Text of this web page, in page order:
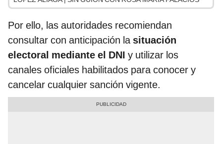
Por ello, las autoridades recomiendan
consultar con anticipación lasituación
electoral mediante el DNI y utilizar los
canales oficiales habilitados para conocer y
cancelar cualquier sanción vigente.